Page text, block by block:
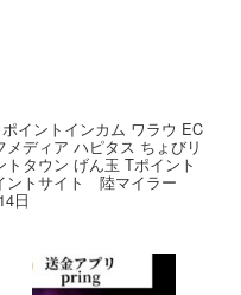
イントインカム ワラウ EC
メディア ハピタス ちょびリ
トタウン げん玉 Tポイント
ントサイト 陸マイラー
日